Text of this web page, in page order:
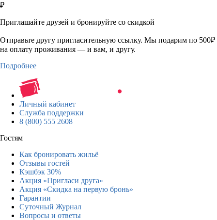
₽
Приглашайте друзей и бронируйте со скидкой
Отправьте другу пригласительную ссылку. Мы подарим по 500₽
на оплату проживания — и вам, и другу.
Подробнее
Личный кабинет
Служба поддержки
8 (800) 555 2608
Гостям
Как бронировать жильё
Отзывы гостей
Кэшбэк 30%
Акция «Пригласи друга»
Акция «Скидка на первую бронь»
Гарантии
Суточный Журнал
Вопросы и ответы